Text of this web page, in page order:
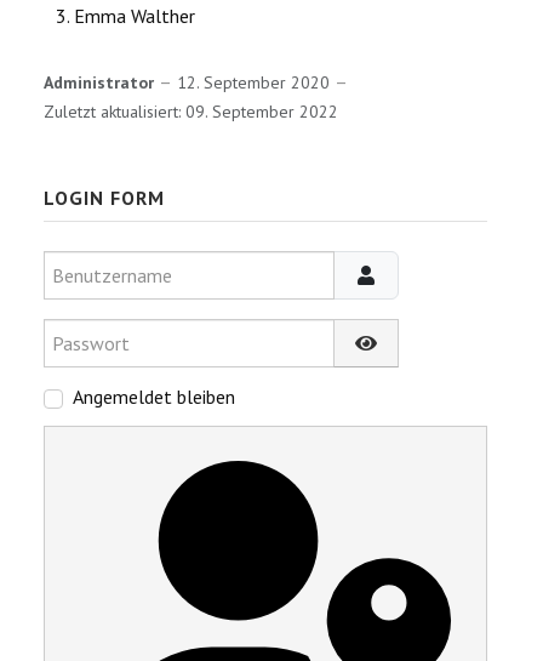
Emma Walther
Administrator
12. September 2020
Zuletzt aktualisiert: 09. September 2022
LOGIN FORM
Benutzername
Passwort
Passwort anzeigen
Angemeldet bleiben